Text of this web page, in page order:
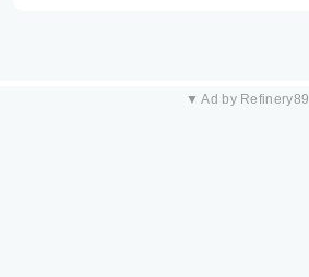
▼ Ad by Refinery89